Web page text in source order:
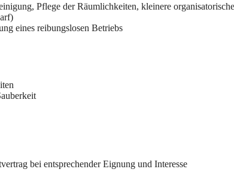
Pflege der Räumlichkeiten, kleinere
eines reibungslosen Betriebs
bei entsprechender Eignung und Interesse